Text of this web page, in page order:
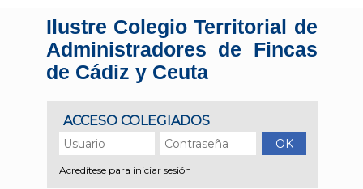
Ilustre Colegio Territorial de
Administradores de Fincas
de Cádiz y Ceuta